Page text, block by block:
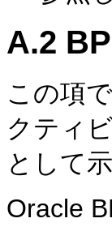
A.2
この項
クティ
として
Oracle